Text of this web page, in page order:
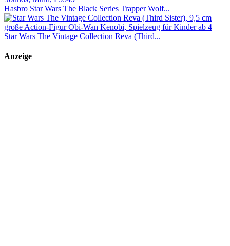
Hasbro Star Wars The Black Series Trapper Wolf...
Star Wars The Vintage Collection Reva (Third...
Anzeige